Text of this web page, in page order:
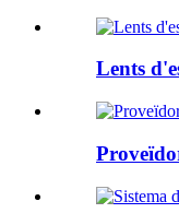
Lents